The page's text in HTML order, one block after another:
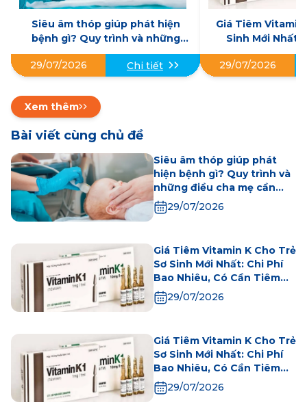
Siêu âm thóp giúp phát hiện
bệnh gì? Quy trình và những
điều cha mẹ cần biết
29/07/2026
Chi tiết
Giá Tiêm Vitamin
Sinh Mới Nhất:
Nhiêu, Có Cần
29/07/2026
Xem thêm
Bài viết cùng chủ đề
Siêu âm thóp giúp phát
hiện bệnh gì? Quy trình và
những điều cha mẹ cần
biết29/07/2026
Giá Tiêm Vitamin K Cho Trẻ
Sơ Sinh Mới Nhất: Chi Phí
Bao Nhiêu, Có Cần Tiêm
Không?
29/07/2026
Giá Tiêm Vitamin K Cho Trẻ
Sơ Sinh Mới Nhất: Chi Phí
Bao Nhiêu, Có Cần Tiêm
Không?
29/07/2026